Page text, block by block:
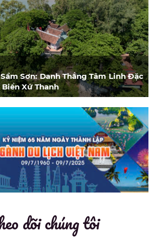
Sơn: Danh Thắng Tâm Linh Đặc
Xứ Thanh
dõi chúng tôi